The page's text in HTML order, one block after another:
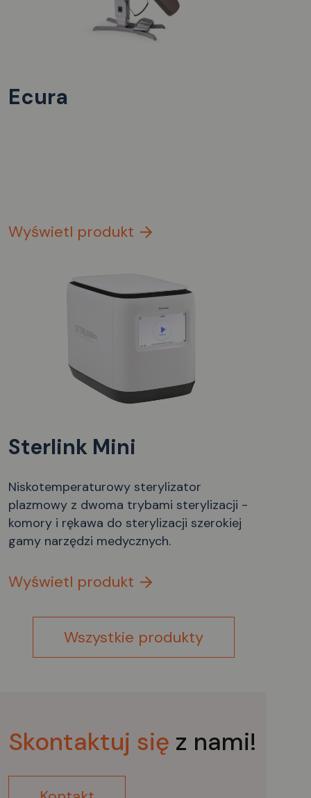
Ecura
Wyświetl produkt
Sterlink Mini
Niskotemperaturowy sterylizator
plazmowy z dwoma trybami sterylizacji -
komory i rękawa do sterylizacji szerokiej
gamy narzędzi medycznych.
Wyświetl produkt
Wszystkie produkty
Skontaktuj się z nami!